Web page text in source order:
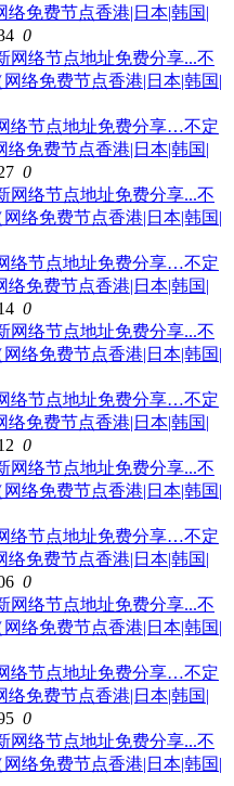
免费节点香港|日本|韩国|
0
络节点地址免费分享…不定
免费节点香港|日本|韩国|
0
络节点地址免费分享…不定
免费节点香港|日本|韩国|
0
络节点地址免费分享…不定
免费节点香港|日本|韩国|
0
络节点地址免费分享…不定
免费节点香港|日本|韩国|
0
络节点地址免费分享…不定
免费节点香港|日本|韩国|
0